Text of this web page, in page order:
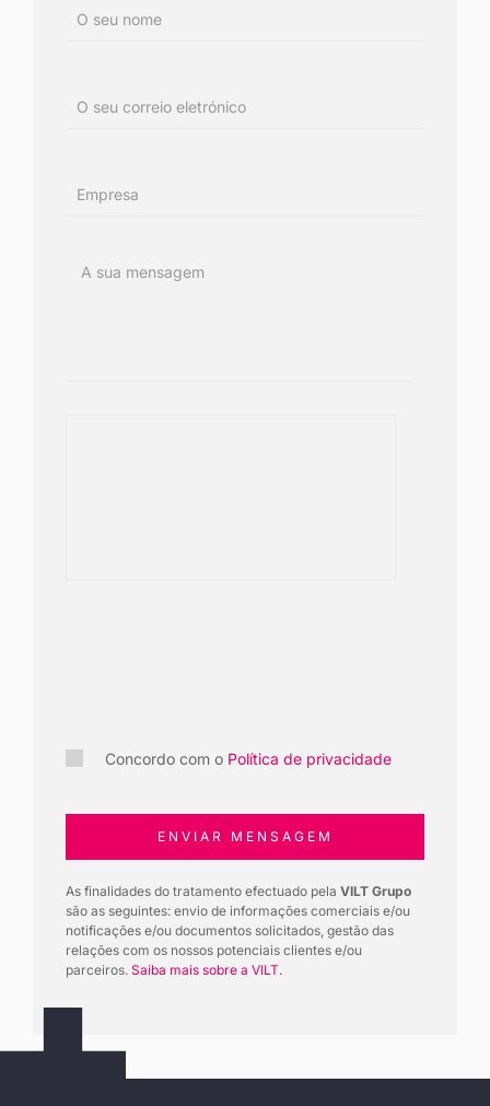
Mensagem
Concordo com o Política de privacidade
ENVIAR MENSAGEM
As finalidades do tratamento efectuado pela VILT Grupo
são as seguintes: envio de informações comerciais e/ou
notificações e/ou documentos solicitados, gestão das
relações com os nossos potenciais clientes e/ou
parceiros. Saiba mais sobre a VILT.